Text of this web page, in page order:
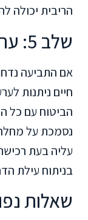
הריבית יכולה
שלב 5: ערעור על דחייה
אם התביעה
חיים ניתנות
הביטוח עם כל
נסמכת על
עליה בעת
בניתוח עילת
שאלות